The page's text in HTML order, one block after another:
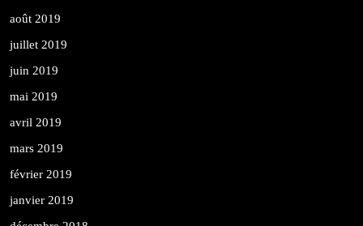
août 2019
juillet 2019
juin 2019
mai 2019
avril 2019
mars 2019
février 2019
janvier 2019